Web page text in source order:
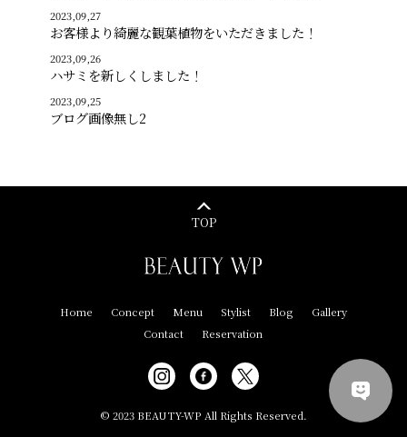
2023,09,27
お客様より綺麗な観葉植物をいただきました！
2023,09,26
ハサミを新しくしました！
2023,09,25
ブログ画像無し2
TOP
Home Concept Menu Stylist Blog
Gallery
Contact
Reservation
© 2023 BEAUTY-WP All Rights Reserved.